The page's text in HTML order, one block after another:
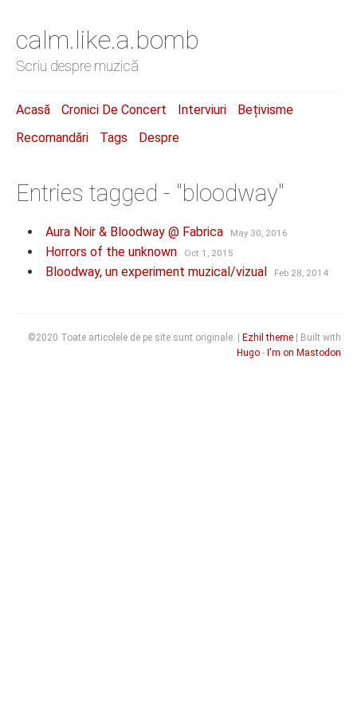
calm.like.a.bomb
Scriu despre muzică
Acasă Cronici De Concert Interviuri
Bețivisme
Recomandări
Tags Despre
Entries tagged - "bloodway"
Aura Noir & Bloodway @ Fabrica May 30, 2016
Horrors of the unknown Oct 1, 2015
Bloodway, un experiment muzical/vizual Feb 28, 2014
©2020 Toate articolele de pe site sunt originale. | Ezhil theme | Built with
Hugo - I'm on Mastodon